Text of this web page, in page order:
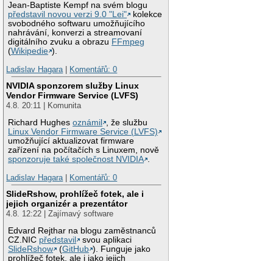
Jean-Baptiste Kempf na svém blogu
představil novou verzi 9.0 "Lei"
kolekce
svobodného softwaru umožňujícího
nahrávání, konverzi a streamovaní
digitálního zvuku a obrazu FFmpeg
(Wikipedie ).
Ladislav Hagara| Komentářů: 0
NVIDIA sponzorem služby Linux
Vendor Firmware Service (LVFS)
4.8. 20:11 | Komunita
Richard Hughesoznámil
, že službu
Linux Vendor Firmware Service (LVFS)
umožňující aktualizovat firmware
zařízení na počítačích s Linuxem, nově
sponzoruje také společnost NVIDIA .
Ladislav Hagara| Komentářů: 0
SlideRshow, prohlížeč fotek, ale i
jejich organizér a prezentátor
4.8. 12:22 | Zajímavý software
Edvard Rejthar na blogu zaměstnanců
CZ.NIC představil
svou aplikaci
SlideRshow
(GitHub ). Funguje jako
prohlížeč fotek, ale i jako jejich